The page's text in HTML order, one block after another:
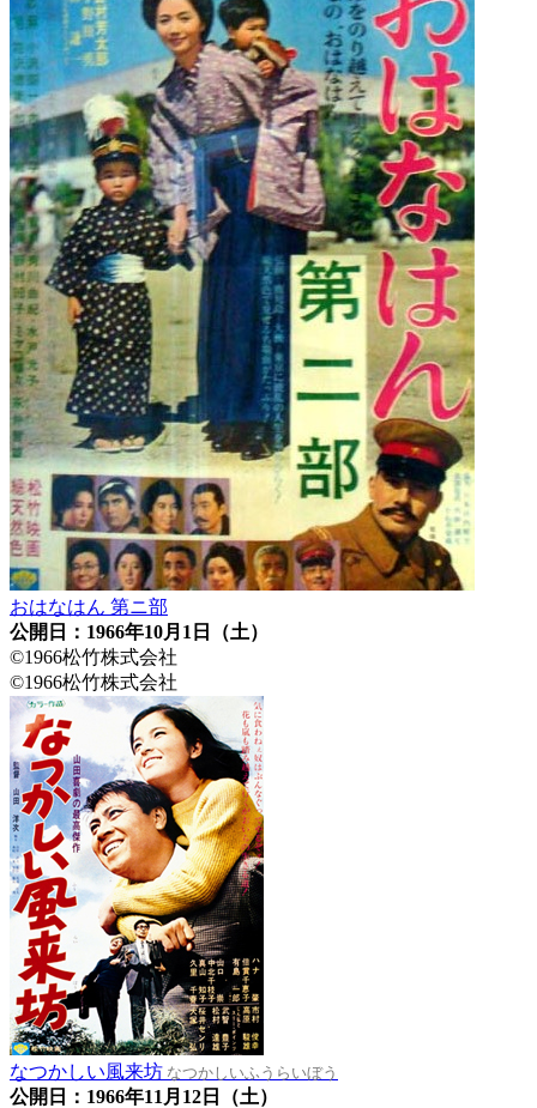
おはなはん 第ニ部
公開日：1966年10月1日（土）
©1966松竹株式会社
©1966松竹株式会社
なつかしい風来坊 なつかしいふうらいぼう
公開日：1966年11月12日（土）